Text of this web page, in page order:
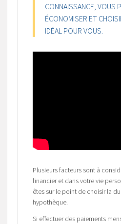
CONNAISSANCE, VOUS
ÉCONOMISER ET
IDÉAL POUR VOUS.
Plusieurs facteurs sont à
financier et dans votre vie
êtes sur le point de choisir la
hypothèque.
Si effectuer des paiements